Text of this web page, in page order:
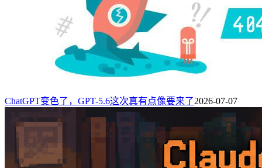
ChatGPT变色了，GPT-5.6这次真有点像要来了2026-07-07